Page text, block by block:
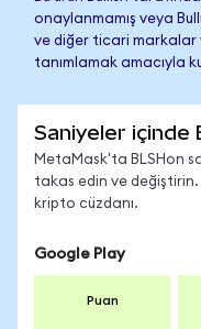
onaylanmamış veya
ve diğer ticari markalar
tanımlamak amacıyla
Saniyeler içinde
MetaMask'ta BLSHon
takas edin ve değiştirin.
kripto cüzdanı.
Google Play
Puan